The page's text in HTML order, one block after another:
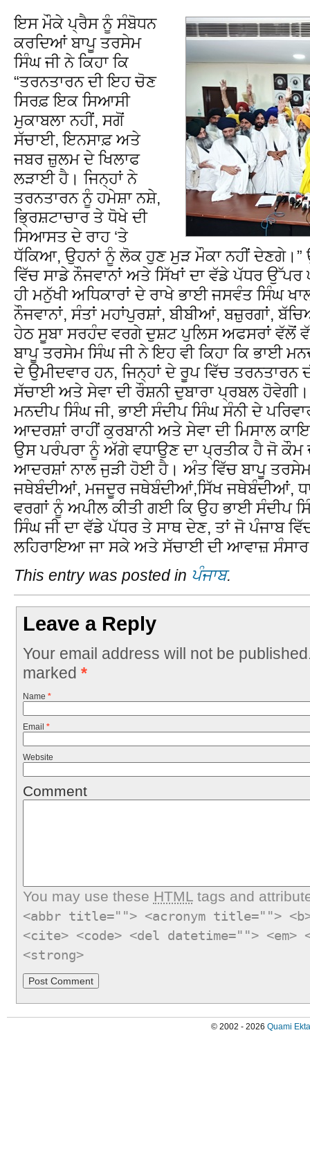
ਇਸ ਮੌਕੇ ਪ੍ਰੈਸ ਨੂੰ ਸੰਬੋਧਨ
ਕਰਦਿਆਂ ਬਾਪੂ ਤਰਸੇਮ
ਸਿੰਘ ਜੀ ਨੇ ਕਿਹਾ ਕਿ
“ਤਰਨਤਾਰਨ ਦੀ ਇਹ ਚੋਣ
ਸਿਰਫ਼ ਇਕ ਸਿਆਸੀ
ਮੁਕਾਬਲਾ ਨਹੀਂ, ਸਗੋਂ
ਸੱਚਾਈ, ਇਨਸਾਫ਼ ਅਤੇ
ਜਬਰ ਜ਼ੁਲਮ ਦੇ ਖਿਲਾਫ
ਲੜਾਈ ਹੈ। ਜਿਨ੍ਹਾਂ ਨੇ
ਤਰਨਤਾਰਨ ਨੂੰ ਹਮੇਸ਼ਾ ਨਸ਼ੇ,
ਭ੍ਰਿਸ਼ਟਾਚਾਰ ਤੇ ਧੋਖੇ ਦੀ
ਸਿਆਸਤ ਦੇ ਰਾਹ ‘ਤੇ
ਧੱਕਿਆ, ਉਹਨਾਂ ਨੂੰ ਲੋਕ ਹੁਣ ਮੁੜ ਮੌਕਾ ਨਹੀਂ ਦੇਣਗੇ।”
ਵਿੱਚ ਸਾਡੇ ਨੌਜਵਾਨਾਂ ਅਤੇ ਸਿੱਖਾਂ ਦਾ ਵੱਡੇ ਪੱਧਰ ਉੱਪਰ
ਹੀ ਮਨੁੱਖੀ ਅਧਿਕਾਰਾਂ ਦੇ ਰਾਖੇ ਭਾਈ ਜਸਵੰਤ ਸਿੰਘ
ਨੌਜਵਾਨਾਂ, ਸੰਤਾਂ ਮਹਾਂਪੁਰਸ਼ਾਂ, ਬੀਬੀਆਂ, ਬਜ਼ੁਰਗਾਂ,
ਹੇਠ ਸੂਬਾ ਸਰਹੰਦ ਵਰਗੇ ਦੁਸ਼ਟ ਪੁਲਿਸ ਅਫਸਰਾਂ ਵੱਲੋਂ
ਬਾਪੂ ਤਰਸੇਮ ਸਿੰਘ ਜੀ ਨੇ ਇਹ ਵੀ ਕਿਹਾ ਕਿ ਭਾਈ
ਦੇ ਉਮੀਦਵਾਰ ਹਨ, ਜਿਨ੍ਹਾਂ ਦੇ ਰੂਪ ਵਿੱਚ ਤਰਨਤਾਰਨ
ਸੱਚਾਈ ਅਤੇ ਸੇਵਾ ਦੀ ਰੌਸ਼ਨੀ ਦੁਬਾਰਾ ਪ੍ਰਬਲ
ਮਨਦੀਪ ਸਿੰਘ ਜੀ, ਭਾਈ ਸੰਦੀਪ ਸਿੰਘ ਸੰਨੀ ਦੇ
ਆਦਰਸ਼ਾਂ ਰਾਹੀਂ ਕੁਰਬਾਨੀ ਅਤੇ ਸੇਵਾ ਦੀ ਮਿਸਾਲ
ਉਸ ਪਰੰਪਰਾ ਨੂੰ ਅੱਗੇ ਵਧਾਉਣ ਦਾ ਪ੍ਰਤੀਕ ਹੈ ਜੋ
ਆਦਰਸ਼ਾਂ ਨਾਲ ਜੁੜੀ ਹੋਈ ਹੈ। ਅੰਤ ਵਿੱਚ ਬਾਪੂ
ਜਥੇਬੰਦੀਆਂ, ਮਜਦੂਰ ਜਥੇਬੰਦੀਆਂ,ਸਿੱਖ ਜਥੇਬੰਦੀਆਂ,
ਵਰਗਾਂ ਨੂੰ ਅਪੀਲ ਕੀਤੀ ਗਈ ਕਿ ਉਹ ਭਾਈ ਸੰਦੀਪ
ਸਿੰਘ ਜੀ ਦਾ ਵੱਡੇ ਪੱਧਰ ਤੇ ਸਾਥ ਦੇਣ, ਤਾਂ ਜੋ ਪੰਜਾਬ
ਲਹਿਰਾਇਆ ਜਾ ਸਕੇ ਅਤੇ ਸੱਚਾਈ ਦੀ ਆਵਾਜ਼
This entry was posted in ਪੰਜਾਬ.
Leave a Reply
Your email address will not be
marked *
Name *
Email *
Website
Comment
You may use these HTMLtags and
<abbr title=""> <acronym title="">
<cite> <code> <del datetime="">
<strong>
© 2002 - 2026 Quami